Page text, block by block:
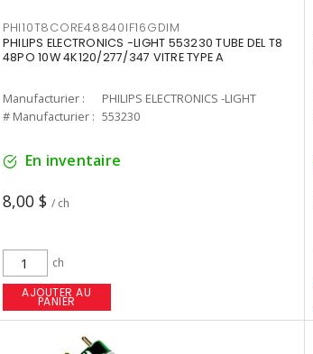
PHI10T8CORE48840IF16GDIM
PHILIPS ELECTRONICS -LIGHT 553230 TUBE DEL T8
48PO 10W 4K120/277/347 VITRE TYPE A
Manufacturier :
PHILIPS ELECTRONICS -LIGHT
# Manufacturier : 553230
En inventaire
8,00 $ / ch
ch
AJOUTER AU
PANIER